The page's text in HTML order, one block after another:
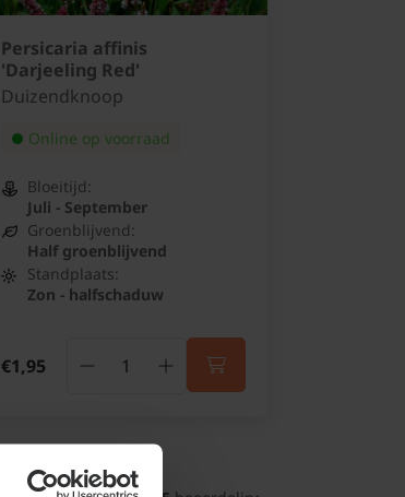
Persicaria affinis
'Darjeeling Red'
Duizendknoop
Online op voorraad
Bloeitijd:
Juli - September
Groenblijvend:
Half groenblijvend
Standplaats:
Zon - halfschaduw
€1,95